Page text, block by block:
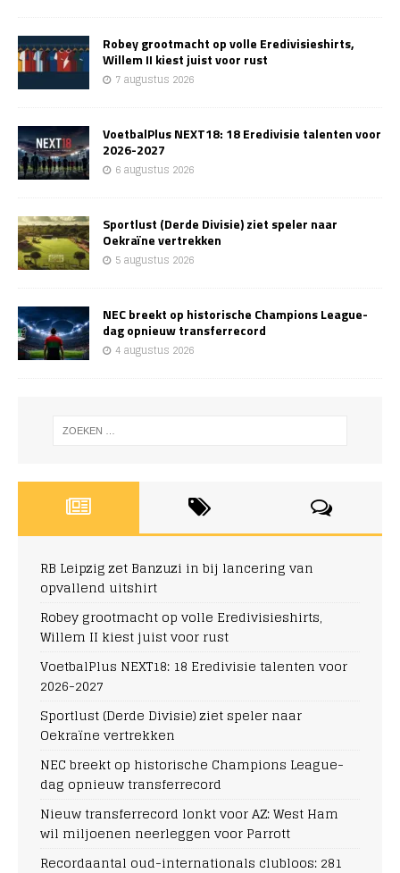
Robey grootmacht op volle Eredivisieshirts,
Willem II kiest juist voor rust
7 augustus 2026
VoetbalPlus NEXT18: 18 Eredivisie talenten voor
2026-2027
6 augustus 2026
Sportlust (Derde Divisie) ziet speler naar
Oekraïne vertrekken
5 augustus 2026
NEC breekt op historische Champions League-
dag opnieuw transferrecord
4 augustus 2026
RB Leipzig zet Banzuzi in bij lancering van
opvallend uitshirt
Robey grootmacht op volle Eredivisieshirts,
Willem II kiest juist voor rust
VoetbalPlus NEXT18: 18 Eredivisie talenten voor
2026-2027
Sportlust (Derde Divisie) ziet speler naar
Oekraïne vertrekken
NEC breekt op historische Champions League-
dag opnieuw transferrecord
Nieuw transferrecord lonkt voor AZ: West Ham
wil miljoenen neerleggen voor Parrott
Recordaantal oud-internationals clubloos: 281